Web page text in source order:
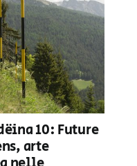
10: Future
arte